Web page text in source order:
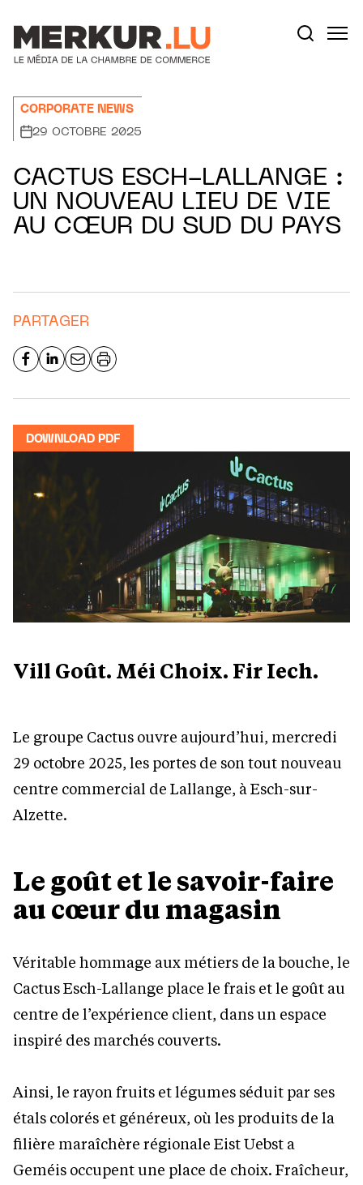
CORPORATE NEWS
29 OCTOBRE 2025
CACTUS ESCH-LALLANGE :
UN NOUVEAU LIEU DE VIE
AU CŒUR DU SUD DU PAYS
PARTAGER
DOWNLOAD PDF
Vill Goût. Méi Choix. Fir Iech.
Le groupe Cactus ouvre aujourd’hui, mercredi
29 octobre 2025, les portes de son tout nouveau
centre commercial de Lallange, à Esch-sur-
Alzette.
Le goût et le savoir-faire
au cœur du magasin
Véritable hommage aux métiers de la bouche, le
Cactus Esch-Lallange place le frais et le goût au
centre de l’expérience client, dans un espace
inspiré des marchés couverts.
Ainsi, le rayon fruits et légumes séduit par ses
étals colorés et généreux, où les produits de la
filière maraîchère régionale Eist Uebst a
Geméis occupent une place de choix. Fraîcheur,